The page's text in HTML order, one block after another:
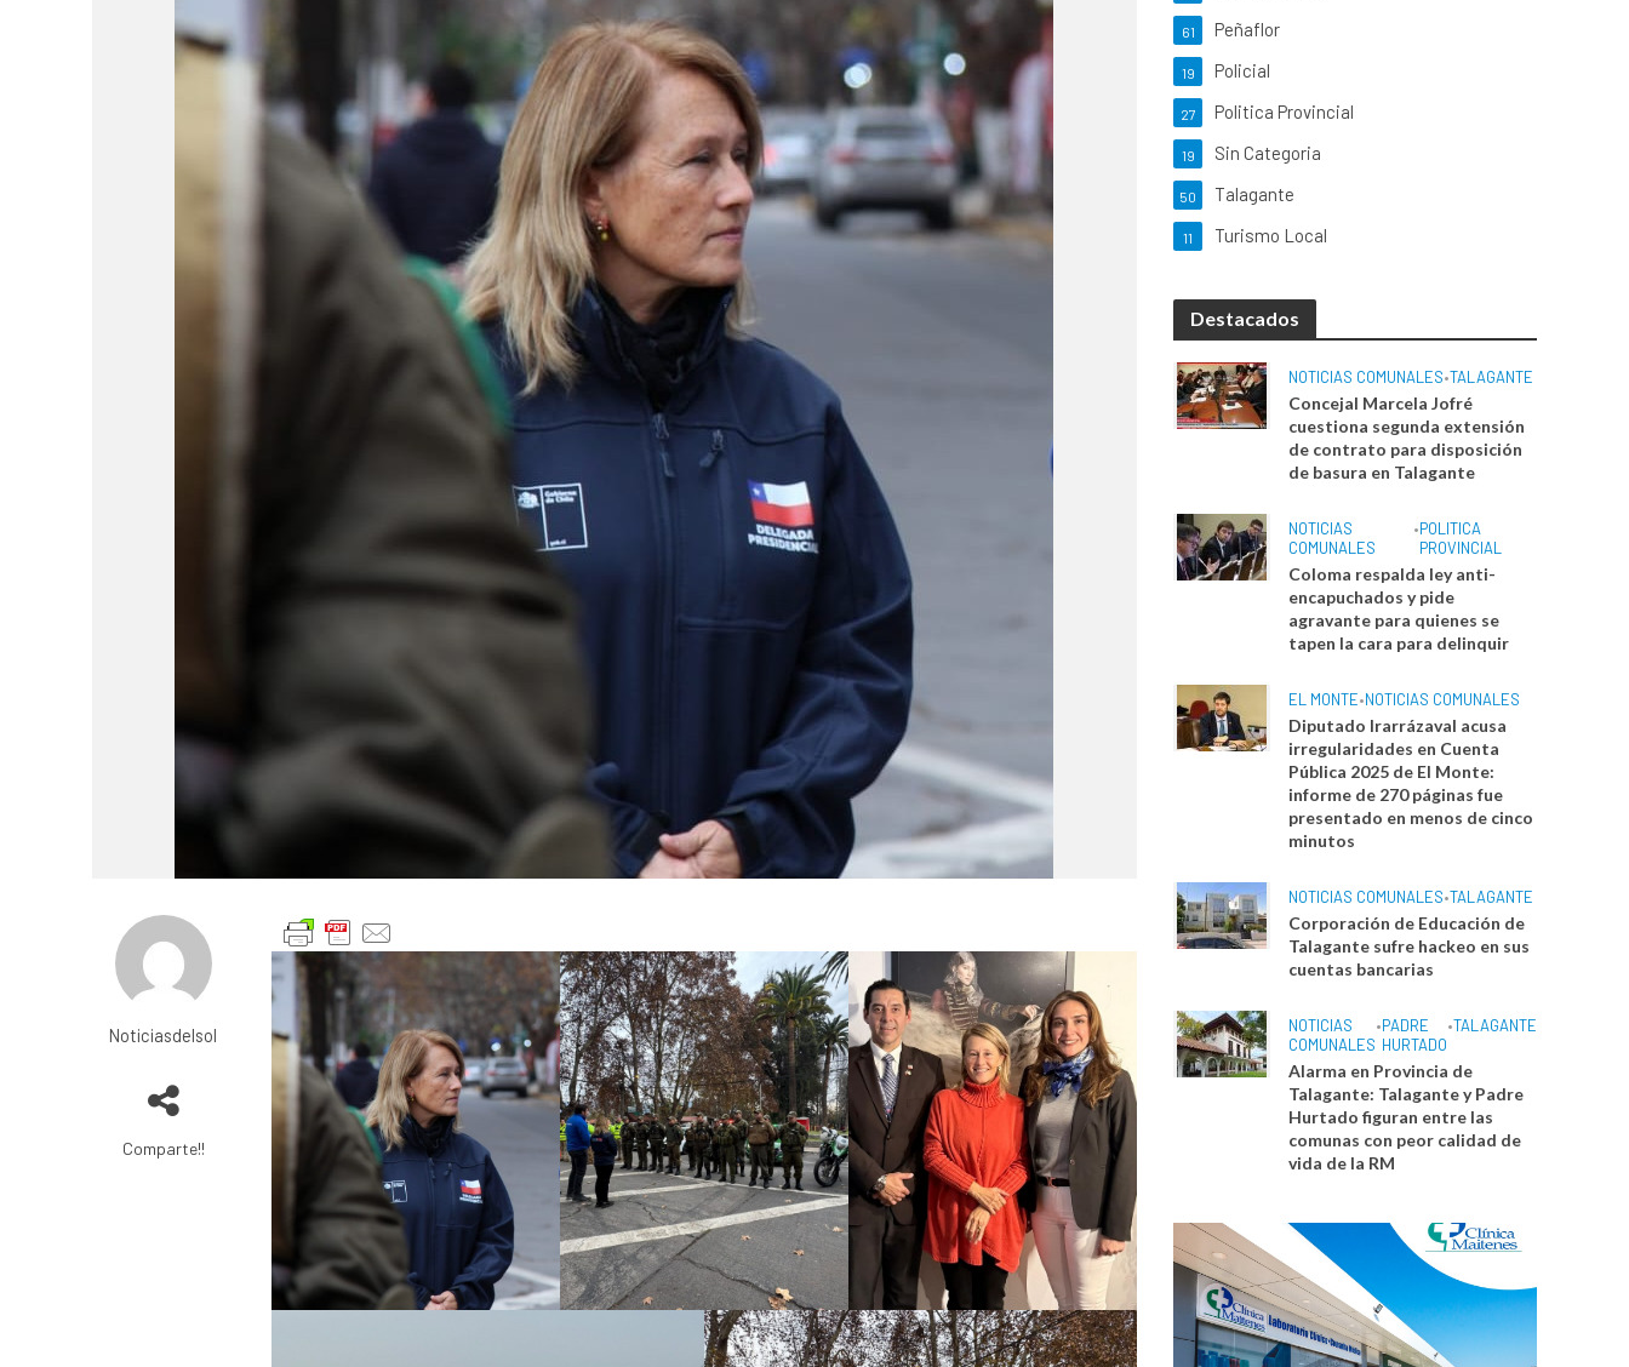
Noticiasdelsol
Comparte!!
Peñaflor
61
Policial
19
Politica Provincial
27
Sin Categoria
19
Talagante
50
Turismo Local
11
Destacados
NOTICIAS COMUNALES•TALAGANTE
Concejal Marcela Jofré
cuestiona segunda extensión
de contrato para disposición
de basura en Talagante
NOTICIAS
COMUNALES
•POLITICA
PROVINCIAL
Coloma respalda ley anti-
encapuchados y pide
agravante para quienes se
tapen la cara para delinquir
EL MONTE•NOTICIAS COMUNALES
Diputado Irarrázaval acusa
irregularidades en Cuenta
Pública 2025 de El Monte:
informe de 270 páginas fue
presentado en menos de cinco
minutos
NOTICIAS COMUNALES•TALAGANTE
Corporación de Educación de
Talagante sufre hackeo en sus
cuentas bancarias
NOTICIAS
COMUNALES
•PADRE
HURTADO
•TALAGANTE
Alarma en Provincia de
Talagante: Talagante y Padre
Hurtado figuran entre las
comunas con peor calidad de
vida de la RM